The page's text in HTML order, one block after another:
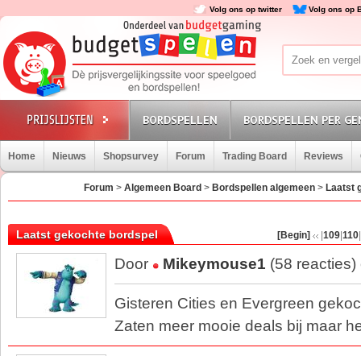
Volg ons op twitter Volg ons op
BORDSPELLEN BORDSPELLEN PER
Home Nieuws Shopsurvey Forum Trading Board Reviews
Forum >Algemeen Board > Bordspellen algemeen > Laatst
Laatst gekochte bordspel [Begin] 109 110
Door Mikeymouse1 (58
Gisteren Cities en Evergreen
Zaten meer mooie deals bij maar